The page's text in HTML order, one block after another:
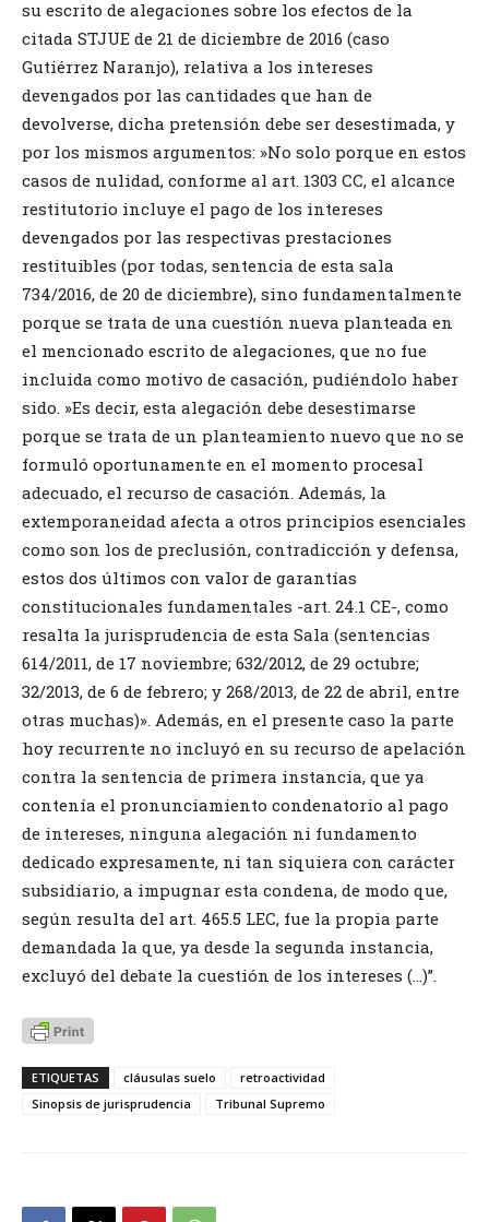
su escrito de alegaciones sobre los efectos de la
citada STJUE de 21 de diciembre de 2016 (caso
Gutiérrez Naranjo), relativa a los intereses
devengados por las cantidades que han de
devolverse, dicha pretensión debe ser desestimada, y
por los mismos argumentos: »No solo porque en estos
casos de nulidad, conforme al art. 1303 CC, el alcance
restitutorio incluye el pago de los intereses
devengados por las respectivas prestaciones
restituibles (por todas, sentencia de esta sala
734/2016, de 20 de diciembre), sino fundamentalmente
porque se trata de una cuestión nueva planteada en
el mencionado escrito de alegaciones, que no fue
incluida como motivo de casación, pudiéndolo haber
sido. »Es decir, esta alegación debe desestimarse
porque se trata de un planteamiento nuevo que no se
formuló oportunamente en el momento procesal
adecuado, el recurso de casación. Además, la
extemporaneidad afecta a otros principios esenciales
como son los de preclusión, contradicción y defensa,
estos dos últimos con valor de garantías
constitucionales fundamentales -art. 24.1 CE-, como
resalta la jurisprudencia de esta Sala (sentencias
614/2011, de 17 noviembre; 632/2012, de 29 octubre;
32/2013, de 6 de febrero; y 268/2013, de 22 de abril, entre
otras muchas)». Además, en el presente caso la parte
hoy recurrente no incluyó en su recurso de apelación
contra la sentencia de primera instancia, que ya
contenía el pronunciamiento condenatorio al pago
de intereses, ninguna alegación ni fundamento
dedicado expresamente, ni tan siquiera con carácter
subsidiario, a impugnar esta condena, de modo que,
según resulta del art. 465.5 LEC, fue la propia parte
demandada la que, ya desde la segunda instancia,
excluyó del debate la cuestión de los intereses (…)”.
ETIQUETAS cláusulas suelo
retroactividad
Sinopsis de jurisprudencia
Tribunal Supremo